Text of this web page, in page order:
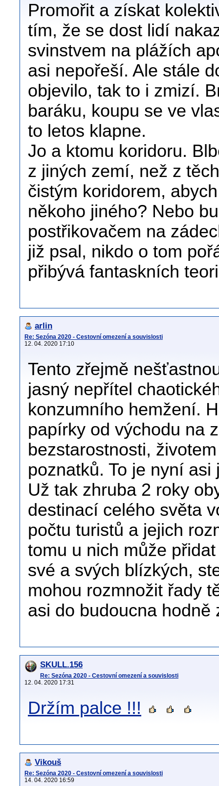
Promořit a získat
tím, že se dost lidí
svinstvem na plážích
asi nepořeší. Ale stále
objevilo, tak to i zmizí.
baráku, koupu se ve
to letos klapne.
Jo a ktomu koridoru.
z jiných zemí, než z
čistým koridorem,
někoho jiného? Nebo
postřikovačem na
již psal, nikdo o tom
přibývá fantaskních
arlin
Re: Sezóna 2020 - Cestovní omezení a souvislosti
12. 04. 2020 17:10
Tento zřejmě
jasný nepřítel
konzumního hemžení.
papírky od východu na
bezstarostnosti,
poznatků. To je nyní
Už tak zhruba 2 roky
destinací celého světa
počtu turistů a jejich
tomu u nich může
své a svých blízkých,
mohou rozmnožit řady
asi do budoucna hodně
SKULL.156
Re: Sezóna 2020 - Cestovní omezení a souvislosti
12. 04. 2020 17:31
Držím palce !!!
Vikouš
Re: Sezóna 2020 - Cestovní omezení a souvislosti
14. 04. 2020 16:59